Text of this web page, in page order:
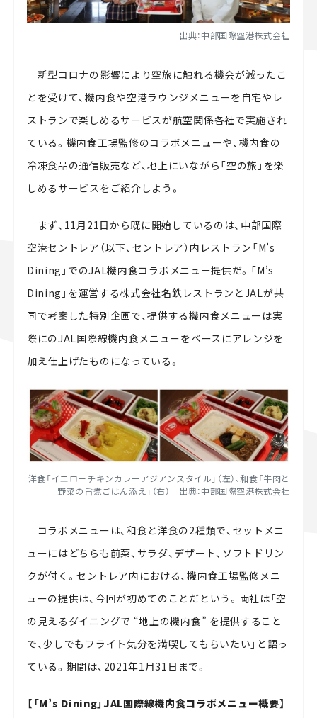
出典：中部国際空港株式会社
新型コロナの影響により空旅に触れる機会が減ったこ
とを受けて、機内食や空港ラウンジメニューを自宅やレ
ストランで楽しめるサービスが航空関係各社で実施され
ている。機内食工場監修のコラボメニューや、機内食の
冷凍食品の通信販売など、地上にいながら「空の旅」を楽
しめるサービスをご紹介しよう。
まず、 11 月 21 日から既に開始しているのは、中部国際
空港セントレア（以下、セントレア）内レストラン「M’s
Dining 」でのJAL機内食コラボメニュー提供だ。「M’s
Dining 」を運営する株式会社名鉄レストランとJALが共
同で考案した特別企画で、提供する機内食メニューは実
際にのJAL国際線機内食メニューをベースにアレンジを
加え仕上げたものになっている。
洋食「イエローチキンカレーアジアンスタイル」（左）、和食「牛肉と
野菜の旨煮ごはん添え」（右） 出典：中部国際空港株式会社
コラボメニューは、和食と洋食の2種類で、セットメニ
ューにはどちらも前菜、サラダ、デザート、ソフトドリン
クが付く。セントレア内における、機内食工場監修メニ
ューの提供は、今回が初めてのことだという。両社は「空
の見えるダイニングで “地上の機内食” を提供すること
で、少しでもフライト気分を満喫してもらいたい」と語っ
ている。期間は、 2021年1月31 日まで。
【「M’s Dining」JAL国際線機内食コラボメニュー概要】